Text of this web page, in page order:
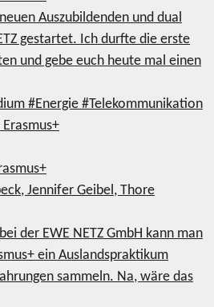
Auszubildenden und dual
gestartet. Ich durfte die erste
und gebe euch heute mal einen
#Energie #Telekommunikation
Jennifer Geibel, Thore
der EWE NETZ GmbH kann man
ein Auslandspraktikum
sammeln. Na, wäre das